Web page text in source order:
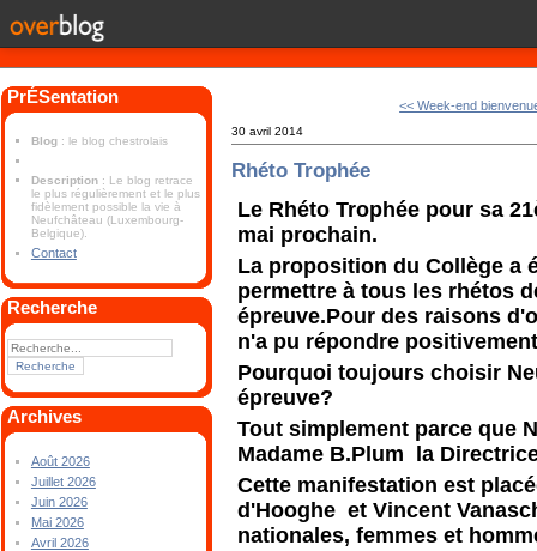
PrÉSentation
Blog : le blog chestrolais
Description : Le blog retrace
le plus régulièrement et le plus
fidèlement possible la vie à
Neufchâteau (Luxembourg-
Belgique).
Contact
Recherche
Archives
Août 2026
Juillet 2026
Juin 2026
Mai 2026
Avril 2026
<< Week-end
30 avril 2014
Rhéto Trophée
Le Rhéto Trophée pour sa
mai prochain.
La proposition du Collège a
permettre à tous les rhétos
épreuve.Pour des raisons
n'a pu répondre
Pourquoi toujours choisir
épreuve?
Tout simplement parce que
Madame B.Plum la
Cette manifestation est
d'Hooghe et Vincent
nationales, femmes et